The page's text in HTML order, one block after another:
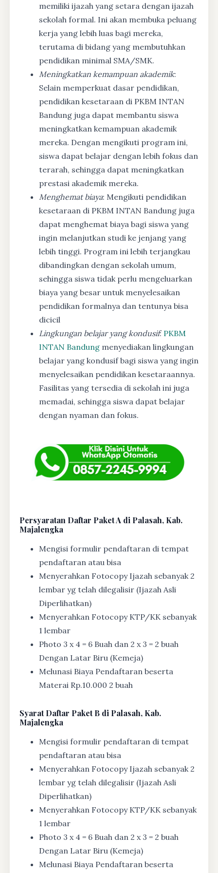
memiliki ijazah yang setara dengan ijazah
sekolah formal. Ini akan membuka peluang
kerja yang lebih luas bagi mereka,
terutama di bidang yang membutuhkan
pendidikan minimal SMA/SMK.
Meningkatkan kemampuan akademik:
Selain memperkuat dasar pendidikan,
pendidikan kesetaraan di PKBM INTAN
Bandung juga dapat membantu siswa
meningkatkan kemampuan akademik
mereka. Dengan mengikuti program ini,
siswa dapat belajar dengan lebih fokus dan
terarah, sehingga dapat meningkatkan
prestasi akademik mereka.
Menghemat biaya: Mengikuti pendidikan
kesetaraan di PKBM INTAN Bandung juga
dapat menghemat biaya bagi siswa yang
ingin melanjutkan studi ke jenjang yang
lebih tinggi. Program ini lebih terjangkau
dibandingkan dengan sekolah umum,
sehingga siswa tidak perlu mengeluarkan
biaya yang besar untuk menyelesaikan
pendidikan formalnya dan tentunya bisa
dicicil
Lingkungan belajar yang kondusif: PKBM
INTAN Bandung menyediakan lingkungan
belajar yang kondusif bagi siswa yang ingin
menyelesaikan pendidikan kesetaraannya.
Fasilitas yang tersedia di sekolah ini juga
memadai, sehingga siswa dapat belajar
dengan nyaman dan fokus.
Persyaratan Daftar Paket A di Palasah, Kab.
Majalengka
Mengisi formulir pendaftaran di tempat
pendaftaran atau bisa
Menyerahkan Fotocopy Ijazah sebanyak 2
lembar yg telah dilegalisir (Ijazah Asli
Diperlihatkan)
Menyerahkan Fotocopy KTP/KK sebanyak
1 lembar
Photo 3 x 4 = 6 Buah dan 2 x 3 = 2 buah
Dengan Latar Biru (Kemeja)
Melunasi Biaya Pendaftaran beserta
Materai Rp.10.000 2 buah
SyaratDaftar Paket B di Palasah, Kab.
Majalengka
Mengisi formulir pendaftaran di tempat
pendaftaran atau bisa
Menyerahkan Fotocopy Ijazah sebanyak 2
lembar yg telah dilegalisir (Ijazah Asli
Diperlihatkan)
Menyerahkan Fotocopy KTP/KK sebanyak
1 lembar
Photo 3 x 4 = 6 Buah dan 2 x 3 = 2 buah
Dengan Latar Biru (Kemeja)
Melunasi Biaya Pendaftaran beserta